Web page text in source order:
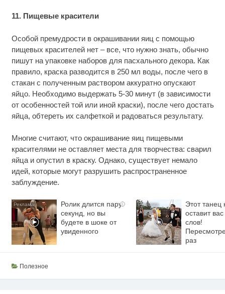
11. Пищевые красители
Особой премудрости в окрашивании яиц с помощью
пищевых красителей нет – все, что нужно знать, обычно
пишут на упаковке наборов для пасхального декора. Как
правило, краска разводится в 250 мл воды, после чего в
стакан с полученным раствором аккуратно опускают
яйцо. Необходимо выдержать 5-30 минут (в зависимости
от особенностей той или иной краски), после чего достать
яйца, обтереть их салфеткой и радоваться результату.
Многие считают, что окрашивание яиц пищевыми
красителями не оставляет места для творчества: сварил
яйца и опустил в краску. Однако, существует немало
идей, которые могут разрушить распространенное
заблуждение.
i
Ролик длится пару
секунд, но вы
будете в шоке от
увиденного
Этот танец
оставит вас
слов!
раз
Полезное